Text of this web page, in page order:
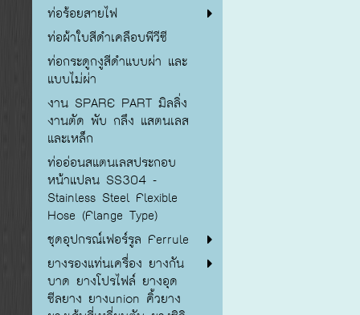
ท่อร้อยสายไฟ
ท่อผ้าใบสีดำเคลือบพีวีซี
ท่อกระดูกงูสีดำแบบผ่า และ
แบบไม่ผ่า
งาน SPARE PART มิลลิ่ง
งานตัด พับ กลึง แสตนเลส
และเหล็ก
ท่ออ่อนสแตนเลสประกอบ
หน้าแปลน SS304 -
Stainless Steel Flexible
Hose (Flange Type)
ชุดอุปกรณ์เฟอร์รูล Ferrule
ยางรองแท่นเครื่อง ยางกัน
บาด ยางโปรไฟล์ ยางอุด
ซีลยาง ยางunion คิ้วยาง